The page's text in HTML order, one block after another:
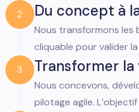
2
Du concept à
Nous transformons
cliquable pour valider
3
Transformer
Nous concevons,
pilotage agile.